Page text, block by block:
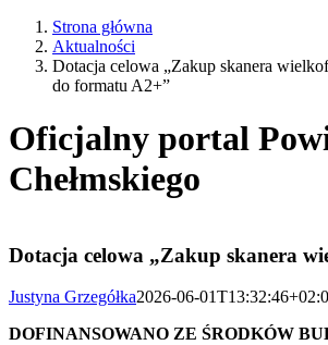
Strona główna
Aktualności
Dotacja celowa „Zakup skanera
do formatu A2+”
Oficjalny portal
Chełmskiego
Dotacja celowa „Zakup skanera
Justyna Grzegółka2026-06-
DOFINANSOWANO ZE ŚRODKÓW